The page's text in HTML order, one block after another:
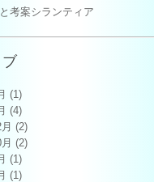
考案シランティア
(1)
(4)
(2)
(2)
(1)
(1)